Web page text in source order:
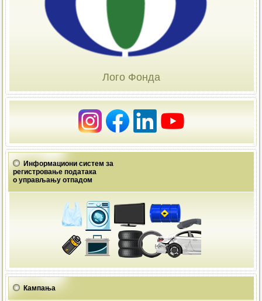
Лого Фонда
Информациони систем за
регистровање података
о управљању отпадом
Кампања